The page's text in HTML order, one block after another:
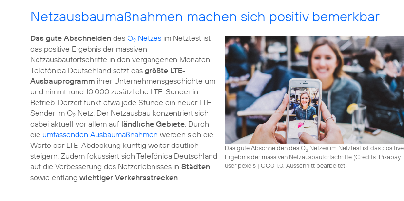
Netzausbaumaßnahmen machen sich positiv bemerkbar
Das gute Abschneiden des O2Netzes im Netztest ist das positive
Ergebnis der massiven Netzausbaufortschritte (Credits: Pixabay
user pexels| CC0 1.0, Ausschnitt bearbeitet)
Das gute Abschneiden des O2 Netzes im Netztest ist
das positive Ergebnis der massiven
Netzausbaufortschritte in den vergangenen Monaten.
Telefónica Deutschland setzt das größte LTE-
Ausbauprogramm ihrer Unternehmens­geschichte um
und nimmt rund 10.000 zusätzliche LTE-Sender in
Betrieb. Derzeit funkt etwa jede Stunde ein neuer LTE-
Sender im O2 Netz. Der Netzausbau konzentriert sich
dabei aktuell vor allem auf ländliche Gebiete. Durch
die umfassenden Ausbaumaßnahmen werden sich die
Werte der LTE-Abdeckung künftig weiter deutlich
steigern. Zudem fokussiert sich Telefónica Deutschland
auf die Verbesserung des Netzerlebnisses in Städten
sowie entlang wichtiger Verkehrsstrecken